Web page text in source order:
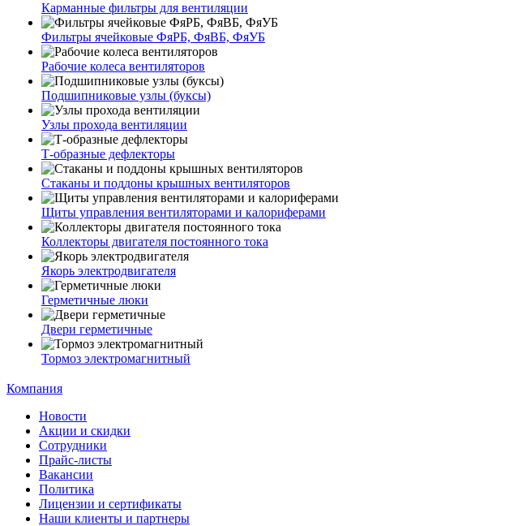
Карманные фильтры для вентиляции
Фильтры ячейковые ФяРБ, ФяВБ, ФяУБ
Рабочие колеса вентиляторов
Подшипниковые узлы (буксы)
Узлы прохода вентиляции
Т-образные дефлекторы
Стаканы и поддоны крышных вентиляторов
Щиты управления вентиляторами и калориферами
Коллекторы двигателя постоянного тока
Якорь электродвигателя
Герметичные люки
Двери герметичные
Тормоз электромагнитный
Компания
Новости
Акции и скидки
Сотрудники
Прайс-листы
Вакансии
Политика
Лицензии и сертификаты
Наши клиенты и партнеры